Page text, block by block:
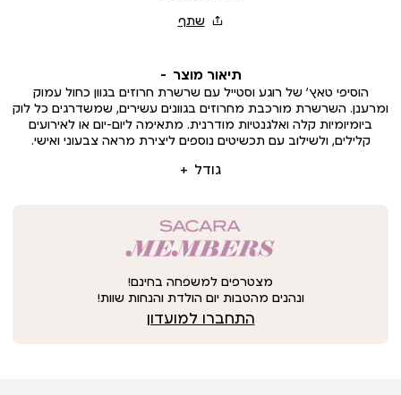
תיאור מוצר
גודל
הוסיפי טאץ’ של רוגע וסטייל עם שרשרת חרוזים בגוון כחול עמוק
ומרענן. השרשרת מורכבת מחרוזים בגוונים עשירים, שמשדרגים כל לוק
ביומיומיות קלה ואלגנטיות מודרנית. מתאימה ליום-יום או לאירועים
קלילים, ולשילוב עם תכשיטים נוספים ליצירת מראה צבעוני ואישי.
מצטרפים למשפחה בחינם!
ונהנים מהטבות יום הולדת והנחות שוות!
התחברו למועדון